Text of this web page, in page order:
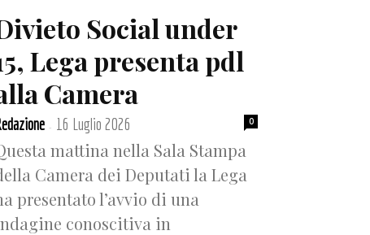
Social under
Lega presenta pdl
Camera
- 16 Luglio 2026 0
mattina nella Sala Stampa
Camera dei Deputati la Lega
presentato l’avvio di una
conoscitiva in